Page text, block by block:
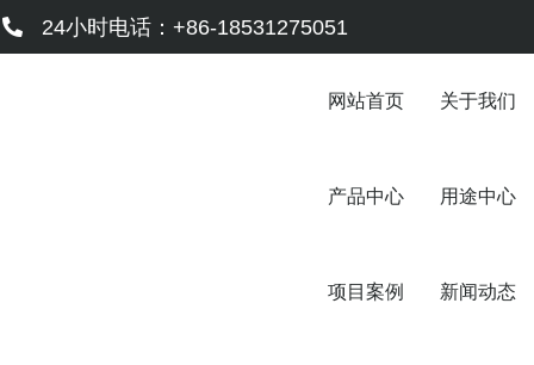
至
24小时电话：+86-18531275051
网站首页 关于我们
产品中心 用途中心
项目案例 新闻动态